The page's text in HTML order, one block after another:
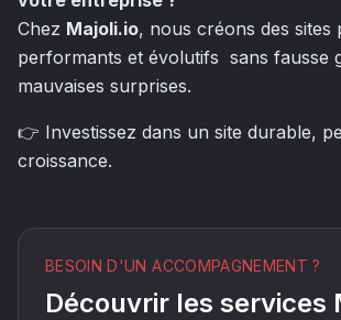
Chez Majoli.io, nous créons des sites
performants et évolutifs sans fausse
mauvaises surprises.
👉 Investissez dans un site durable,
croissance.
BESOIN D'UN ACCOMPAGNEMENT ?
Découvrir les services